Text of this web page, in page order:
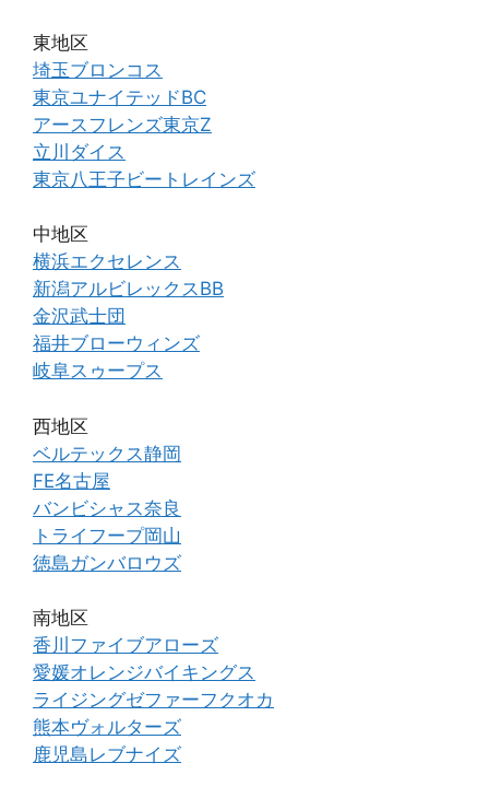
東地区
埼玉ブロンコス
東京ユナイテッドBC
アースフレンズ東京Z
立川ダイス
東京八王子ビートレインズ
中地区
横浜エクセレンス
新潟アルビレックスBB
金沢武士団
福井ブローウィンズ
岐阜スゥープス
西地区
ベルテックス静岡
FE名古屋
バンビシャス奈良
トライフープ岡山
徳島ガンバロウズ
南地区
香川ファイブアローズ
愛媛オレンジバイキングス
ライジングゼファーフクオカ
熊本ヴォルターズ
鹿児島レブナイズ